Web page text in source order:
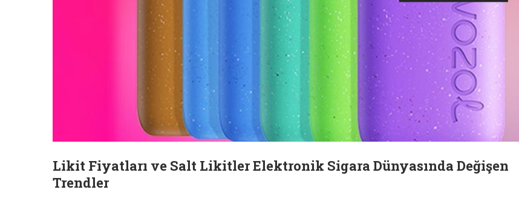
Likit Fiyatları ve Salt Likitler Elektronik Sigara Dünyasında Değişen
Trendler